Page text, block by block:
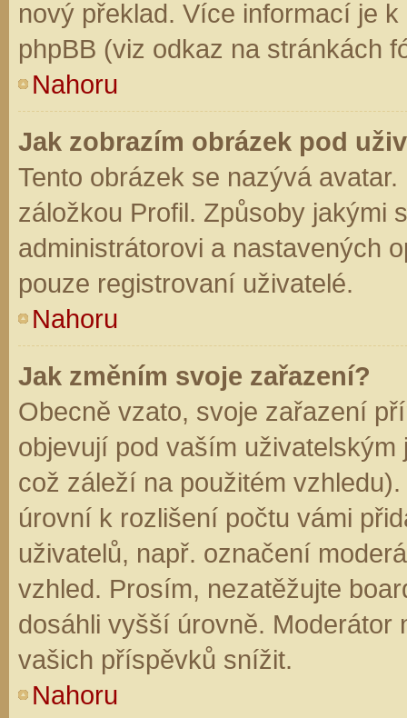
nový překlad. Více informací je
phpBB (viz odkaz na stránkách
Nahoru
Jak zobrazím obrázek pod
Tento obrázek se nazývá
záložkou Profil. Způsoby jakými
administrátorovi a nastavených
pouze registrovaní uživatelé.
Nahoru
Jak změním svoje zařazení?
Obecně vzato, svoje zařazení
objevují pod vaším
což záleží na použitém
úrovní k rozlišení počtu vámi
uživatelů, např. označení
vzhled. Prosím, nezatěžujte
dosáhli vyšší úrovně. Moderátor
vašich příspěvků snížit.
Nahoru